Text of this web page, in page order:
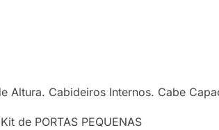
Altura. Cabideiros Internos. Cabe
de PORTAS PEQUENAS